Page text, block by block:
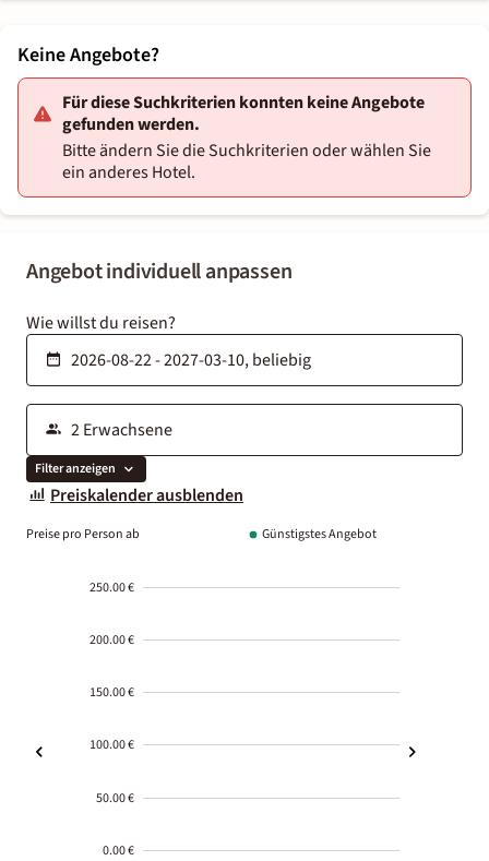
Angebot individuell anpassen
Wie willst du reisen?
Filter anzeigen
Preiskalender ausblenden
Preise pro Person ab Günstigstes Angebot
250.00 €
200.00 €
150.00 €
100.00 €
50.00 €
0.00 €
Keine Angebote?
Für diese Suchkriterien konnten keine Angebote
gefunden werden.
Bitte ändern Sie die Suchkriterien oder wählen Sie
ein anderes Hotel.